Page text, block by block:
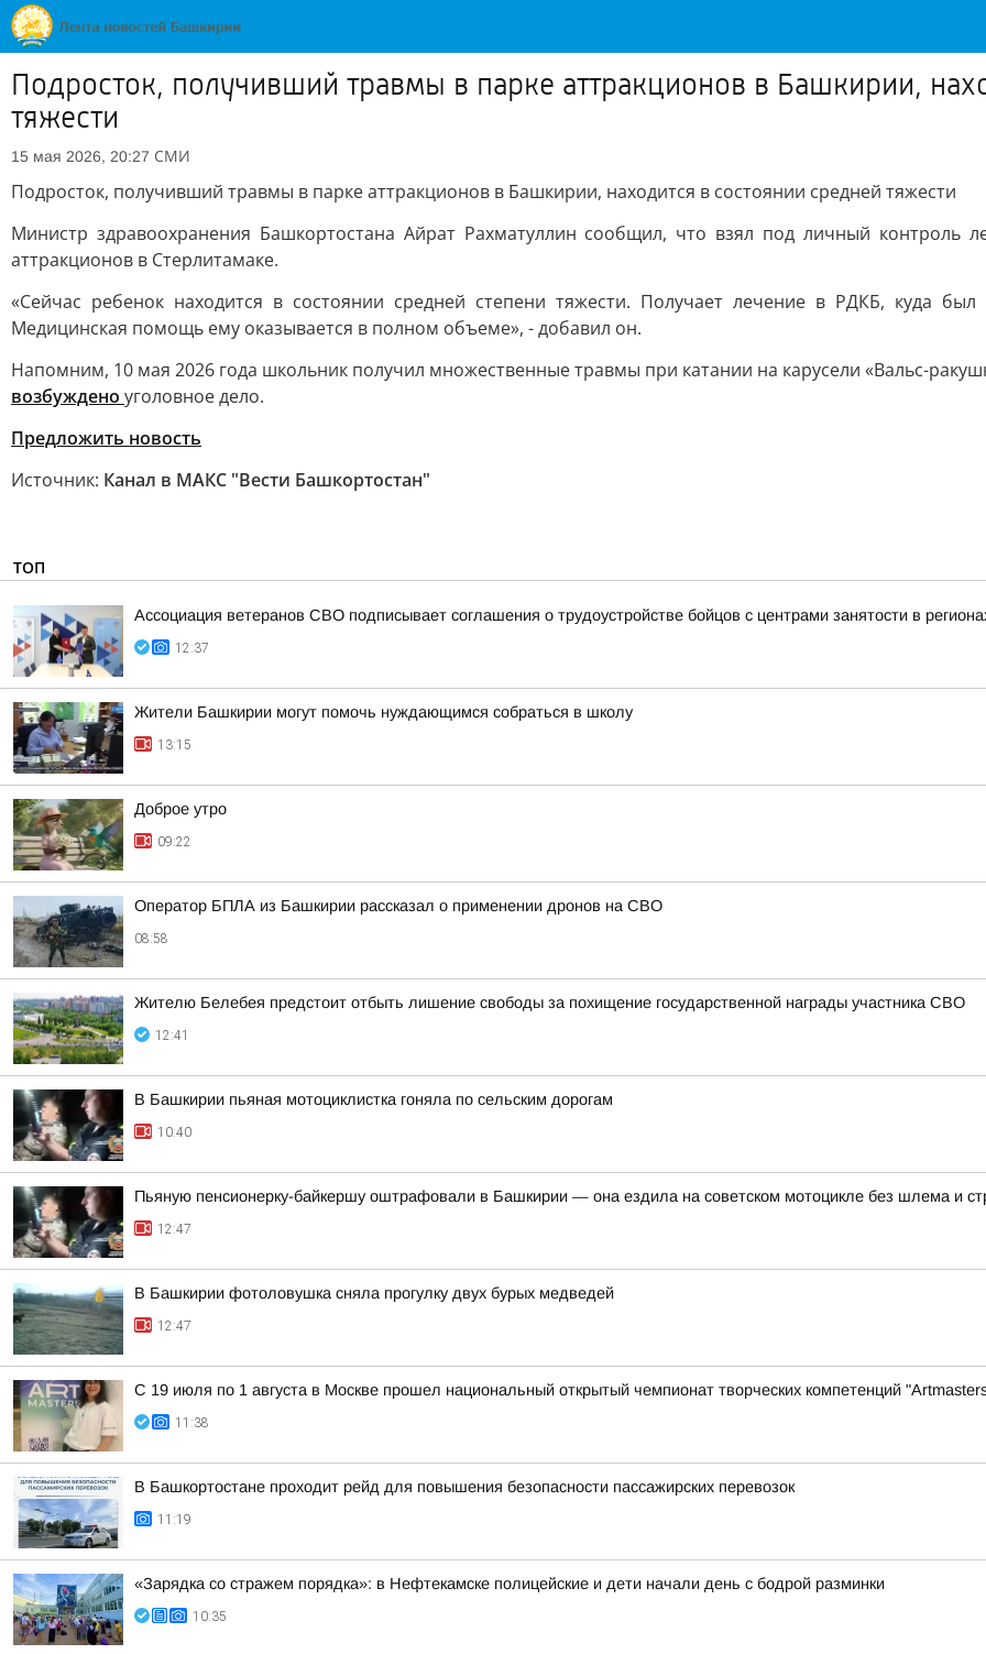
Подросток, получивший травмы в парке аттракционов в Башкирии,
тяжести
15 мая 2026, 20:27 СМИ
Подросток, получивший травмы в парке аттракционов в Башкирии, находится в состоянии средней тяжести
Министр здравоохранения Башкортостана Айрат Рахматуллин сообщил, что взял под личный контроль
аттракционов в Стерлитамаке.
«Сейчас ребенок находится в состоянии средней степени тяжести. Получает лечение в РДКБ, куда был
Медицинская помощь ему оказывается в полном объеме», - добавил он.
Напомним, 10 мая 2026 года школьник получил множественные травмы при катании на карусели «Вальс-
возбуждено уголовное дело.
Предложить новость
Источник: Канал в МАКС "Вести Башкортостан"
ТОП
Ассоциация ветеранов СВО подписывает соглашения о трудоустройстве бойцов с центрами занятости в
12:37
Жители Башкирии могут помочь нуждающимся собраться в школу
13:15
Доброе утро
09:22
Оператор БПЛА из Башкирии рассказал о применении дронов на СВО
08:58
Жителю Белебея предстоит отбыть лишение свободы за похищение государственной награды участника СВО
12:41
В Башкирии пьяная мотоциклистка гоняла по сельским дорогам
10:40
Пьяную пенсионерку-байкершу оштрафовали в Башкирии — она ездила на советском мотоцикле без шлема и
12:47
В Башкирии фотоловушка сняла прогулку двух бурых медведей
12:47
С 19 июля по 1 августа в Москве прошел национальный открытый чемпионат творческих компетенций
11:38
В Башкортостане проходит рейд для повышения безопасности пассажирских перевозок
11:19
«Зарядка со стражем порядка»: в Нефтекамске полицейские и дети начали день с бодрой разминки
10:35